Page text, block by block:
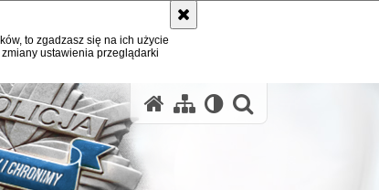
to zgadzasz się na ich użycie
ustawienia przeglądarki